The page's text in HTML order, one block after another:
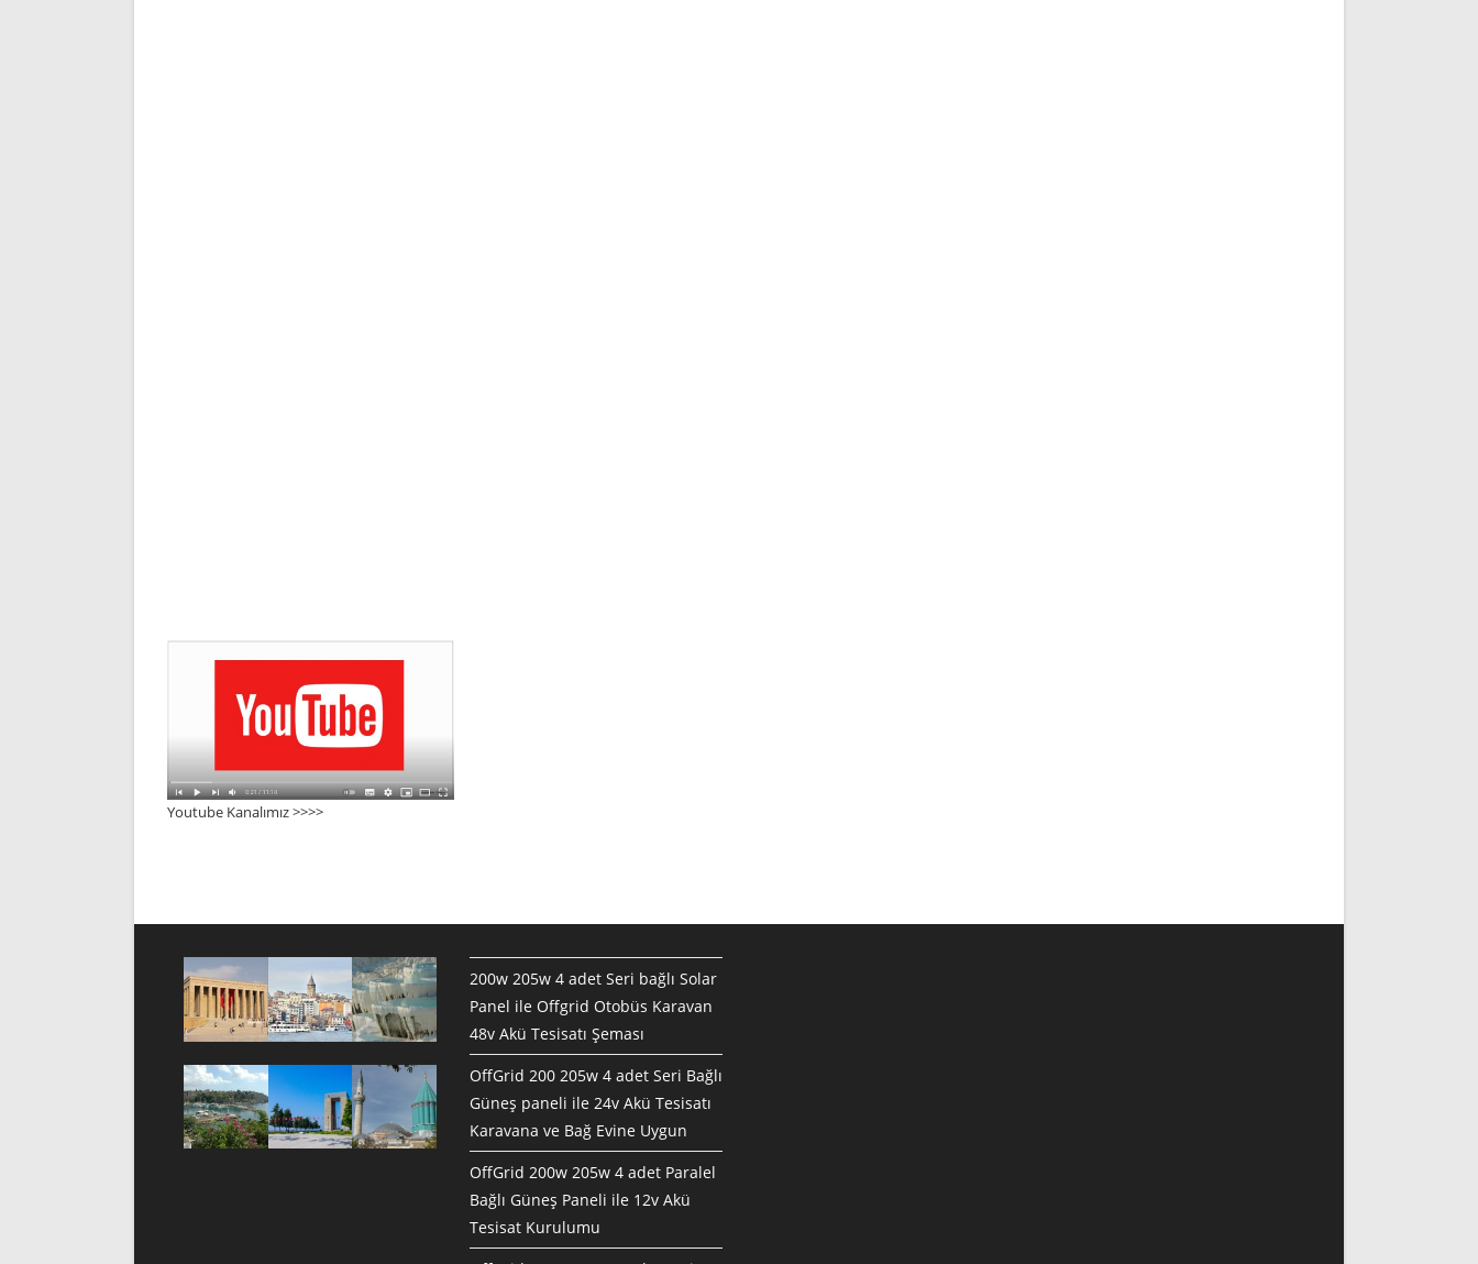
Youtube Kanalımız >>>>
200w 205w 4 adet Seri bağlı Solar
Panel ile Offgrid Otobüs Karavan
48v Akü Tesisatı Şeması
OffGrid 200 205w 4 adet Seri Bağlı
Güneş paneli ile 24v Akü Tesisatı
Karavana ve Bağ Evine Uygun
OffGrid 200w 205w 4 adet Paralel
Bağlı Güneş Paneli ile 12v Akü
Tesisat Kurulumu